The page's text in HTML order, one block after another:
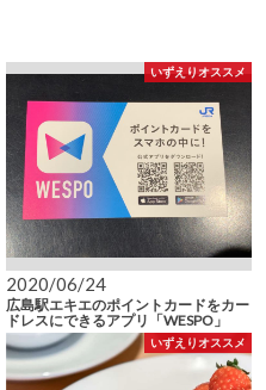
いずえりオススメ
2020/06/24
広島駅エキエのポイントカードをカー
ドレスにできるアプリ「WESPO」
いずえりオススメ